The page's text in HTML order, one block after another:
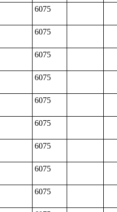
6075
6075
6075
6075
6075
6075
6075
6075
6075